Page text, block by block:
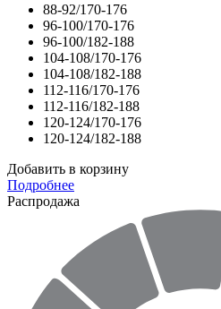
88-92/170-176
96-100/170-176
96-100/182-188
104-108/170-176
104-108/182-188
112-116/170-176
112-116/182-188
120-124/170-176
120-124/182-188
Добавить в корзину
Подробнее
Распродажа